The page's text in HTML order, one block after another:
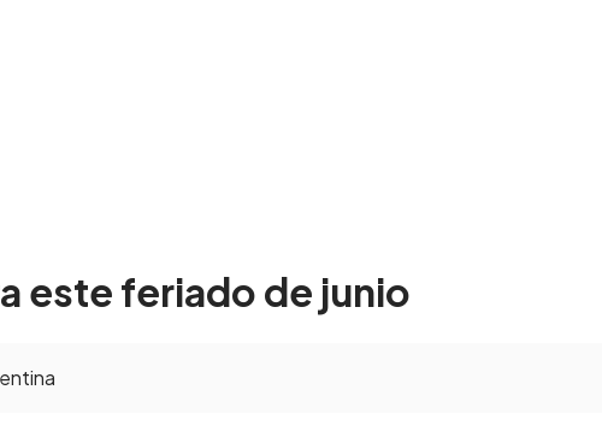
este feriado de junio